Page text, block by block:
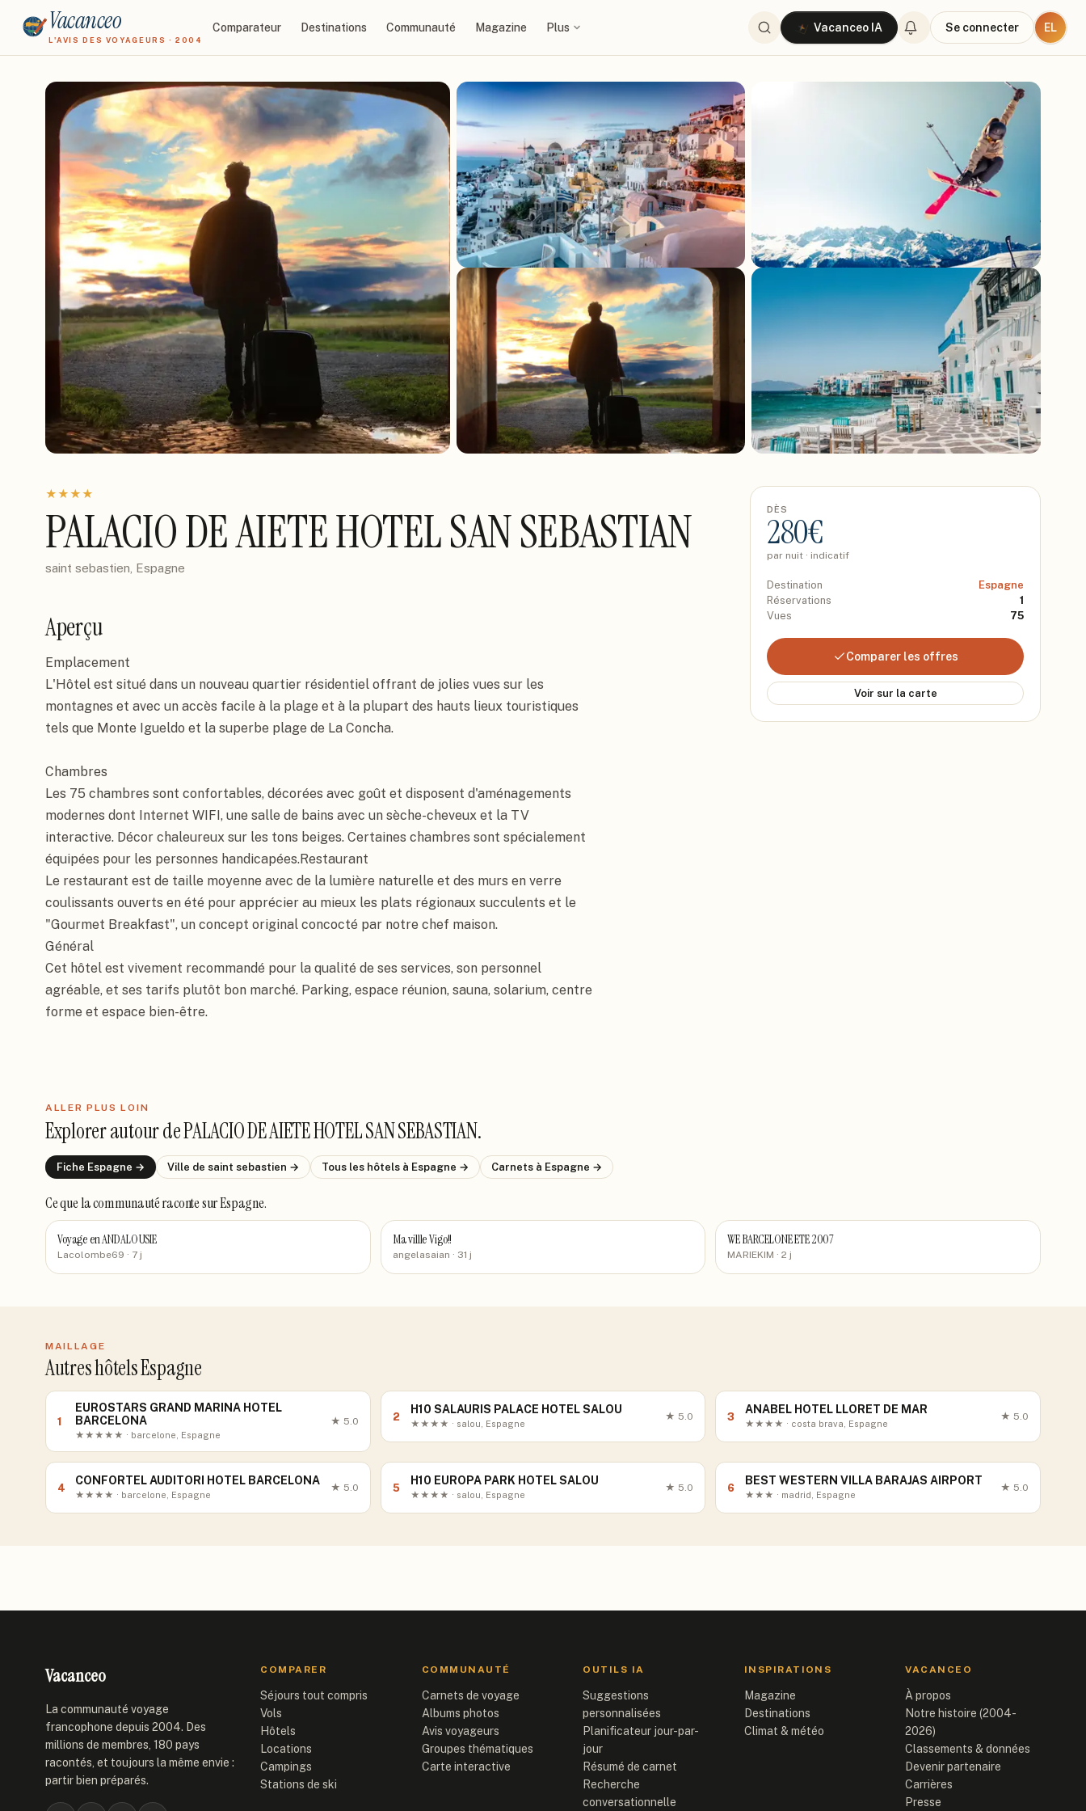
Vacanceo
L'AVIS DES VOYAGEURS · 2004
Comparateur Destinations Communauté Magazine Plus Vacanceo IA Se connecter EL
★★★★
PALACIO DE AIETE HOTEL SAN SEBASTIAN
saint sebastien, Espagne
Aperçu
Emplacement
L'Hôtel est situé dans un nouveau quartier résidentiel offrant de jolies vues sur les
montagnes et avec un accès facile à la plage et à la plupart des hauts lieux touristiques
tels que Monte Igueldo et la superbe plage de La Concha.
Chambres
Les 75 chambres sont confortables, décorées avec goût et disposent d'aménagements
modernes dont Internet WIFI, une salle de bains avec un sèche-cheveux et la TV
interactive. Décor chaleureux sur les tons beiges. Certaines chambres sont spécialement
équipées pour les personnes handicapées.Restaurant
Le restaurant est de taille moyenne avec de la lumière naturelle et des murs en verre
coulissants ouverts en été pour apprécier au mieux les plats régionaux succulents et le
"Gourmet Breakfast", un concept original concocté par notre chef maison.
Général
Cet hôtel est vivement recommandé pour la qualité de ses services, son personnel
agréable, et ses tarifs plutôt bon marché. Parking, espace réunion, sauna, solarium, centre
forme et espace bien-être.
DÈS
280€
par nuit · indicatif
Destination
Espagne
Réservations
1
Vues
75
Comparer les offres
Voir sur la carte
ALLER PLUS LOIN
Explorer autour dePALACIO DE AIETE HOTEL SAN SEBASTIAN.
Fiche Espagne → Ville de saint sebastien → Tous les hôtels à Espagne → Carnets à Espagne →
Ce que la communauté racontesur Espagne.
Voyage en ANDALOUSIE
Lacolombe69 · 7 j
Ma villle Vigo!!
angelasaian · 31 j
WE BARCELONE ETE 2007
MARIEKIM · 2 j
MAILLAGE
Autres hôtels Espagne
1
EUROSTARS GRAND MARINA HOTEL
BARCELONA
★★★★★ · barcelone, Espagne
★ 5.0 2
H10 SALAURIS PALACE HOTEL SALOU
★★★★ · salou, Espagne
★ 5.0 3
ANABEL HOTEL LLORET DE MAR
★★★★ · costa brava, Espagne
★ 5.0
4
CONFORTEL AUDITORI HOTEL BARCELONA
★★★★ · barcelone, Espagne
★ 5.0 5
H10 EUROPA PARK HOTEL SALOU
★★★★ · salou, Espagne
★ 5.0 6
BEST WESTERN VILLA BARAJAS AIRPORT
★★★ · madrid, Espagne
★ 5.0
Vacanceo
La communauté voyage
francophone depuis 2004. Des
millions de membres, 180 pays
racontés, et toujours la même envie :
partir bien préparés.
COMPARER
Séjours tout compris
Vols
Hôtels
Locations
Campings
Stations de ski
COMMUNAUTÉ
Carnets de voyage
Albums photos
Avis voyageurs
Groupes thématiques
Carte interactive
OUTILS IA
Suggestions
personnalisées
Planificateur jour-par-
jour
Résumé de carnet
Recherche
conversationnelle
INSPIRATIONS
Magazine
Destinations
Climat & météo
VACANCEO
À propos
Notre histoire (2004-
2026)
Classements & données
Devenir partenaire
Carrières
Presse